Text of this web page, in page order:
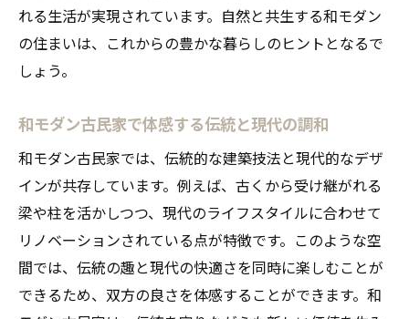
れる生活が実現されています。自然と共生する和モダン
の住まいは、これからの豊かな暮らしのヒントとなるで
しょう。
和モダン古民家で体感する伝統と現代の調和
和モダン古民家では、伝統的な建築技法と現代的なデザ
インが共存しています。例えば、古くから受け継がれる
梁や柱を活かしつつ、現代のライフスタイルに合わせて
リノベーションされている点が特徴です。このような空
間では、伝統の趣と現代の快適さを同時に楽しむことが
できるため、双方の良さを体感することができます。和